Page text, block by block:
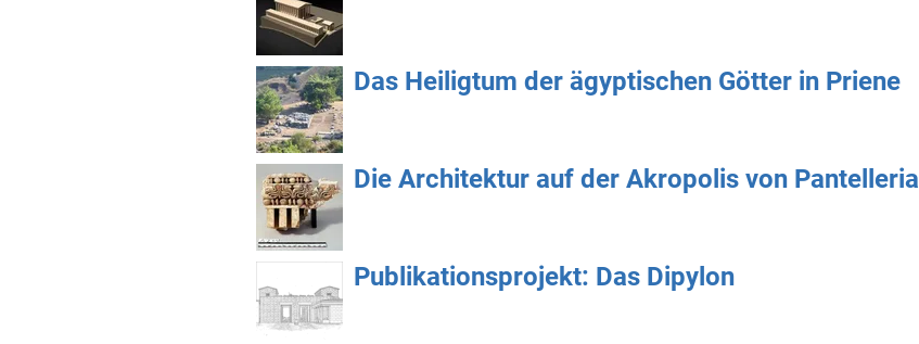
Das Heiligtum der ägyptischen Götter in Priene
Die Architektur auf der Akropolis von Pantelleria
Publikationsprojekt: Das Dipylon